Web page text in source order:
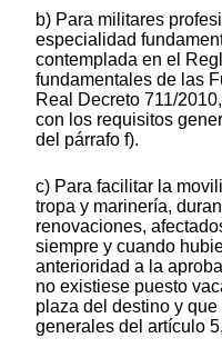
b) Para militares
especialidad
contemplada en el
fundamentales de las
Real Decreto 711/
con los requisitos
del párrafo f).
c) Para facilitar la
tropa y marinería,
renovaciones,
siempre y cuando
anterioridad a la
no existiese puesto
plaza del destino y
generales del artículo